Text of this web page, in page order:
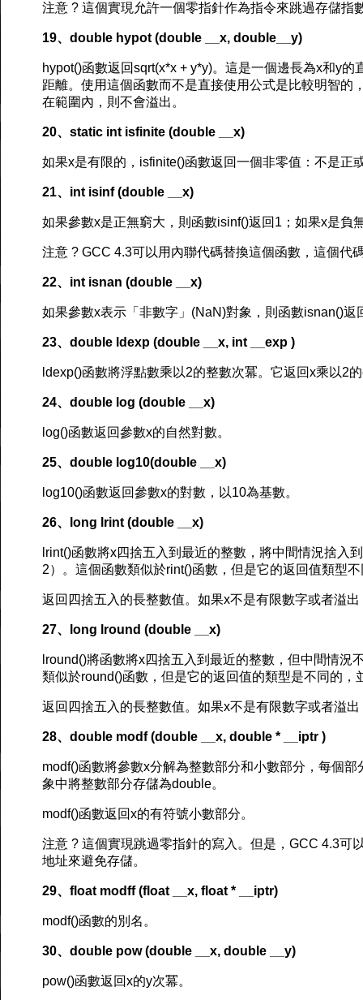
注意 ? 這個實現允許一個零指針作為指令來跳過存儲指
19、double hypot (double __x, double__y)
hypot()函數返回sqrt(x*x + y*y)。這是一個邊長為x和y
距離。使用這個函數而不是直接使用公式是比較明智的
在範圍內，則不會溢出。
20、static int isfinite (double __x)
如果x是有限的，isfinite()函數返回一個非零值：不是正
21、int isinf (double __x)
如果參數x是正無窮大，則函數isinf()返回1；如果x是負
注意 ? GCC 4.3可以用內聯代碼替換這個函數，這個代
22、int isnan (double __x)
如果參數x表示「非數字」(NaN)對象，則函數isnan()返
23、double ldexp (double __x, int __exp )
ldexp()函數將浮點數乘以2的整數次冪。它返回x乘以2
24、double log (double __x)
log()函數返回參數x的自然對數。
25、double log10(double __x)
log10()函數返回參數x的對數，以10為基數。
26、long lrint (double __x)
lrint()函數將x四捨五入到最近的整數，將中間情況捨入
2）。這個函數類似於rint()函數，但是它的返回值類型
返回四捨五入的長整數值。如果x不是有限數字或者溢
27、long lround (double __x)
lround()將函數將x四捨五入到最近的整數，但中間情
類似於round()函數，但是它的返回值的類型是不同的，
返回四捨五入的長整數值。如果x不是有限數字或者溢
28、double modf (double __x, double * __iptr )
modf()函數將參數x分解為整數部分和小數部分，每個
象中將整數部分存儲為double。
modf()函數返回x的有符號小數部分。
注意 ? 這個實現跳過零指針的寫入。但是，GCC 4.3可
地址來避免存儲。
29、float modff (float __x, float * __iptr)
modf()函數的別名。
30、double pow (double __x, double __y)
pow()函數返回x的y次冪。